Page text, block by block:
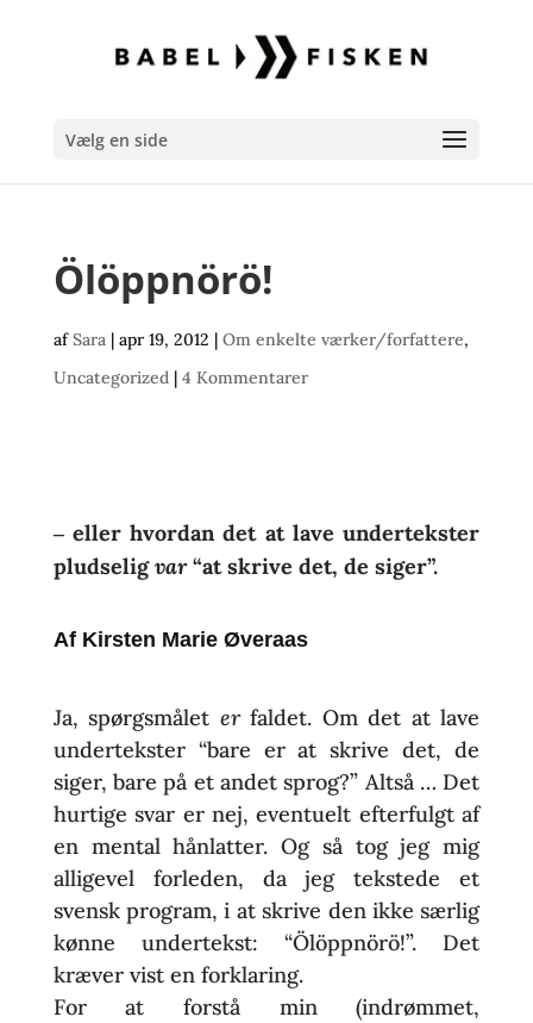
Vælg en side
Ölöppnörö!
afSara| apr 19, 2012 | Om enkelte værker/forfattere,
Uncategorized| 4 Kommentarer
‒eller hvordan det at lave undertekster
pludseligvar“at skrive det, de siger”.
Af Kirsten Marie Øveraas
Ja, spørgsmålet erfaldet. Om det at lave
undertekster “bare er at skrive det, de
siger, bare på et andet sprog?” Altså … Det
hurtige svar er nej, eventuelt efterfulgt af
en mental hånlatter. Og så tog jeg mig
alligevel forleden, da jeg tekstede et
svensk program, i at skrive den ikke særlig
kønne undertekst: “Ölöppnörö!”. Det
kræver vist en forklaring.
For at forstå min (indrømmet,